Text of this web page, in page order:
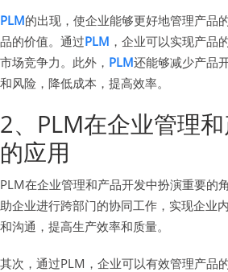
PLM的出现，使企业能够更好地管理产品
品的价值。通过PLM ，企业可以实现产品
市场竞争力。此外， PLM还能够减少产品
和风险，降低成本，提高效率。
2、PLM在企业管理
的应用
PLM在企业管理和产品开发中扮演重要的
助企业进行跨部门的协同工作，实现企业
和沟通，提高生产效率和质量。
其次，通过PLM，企业可以有效管理产品